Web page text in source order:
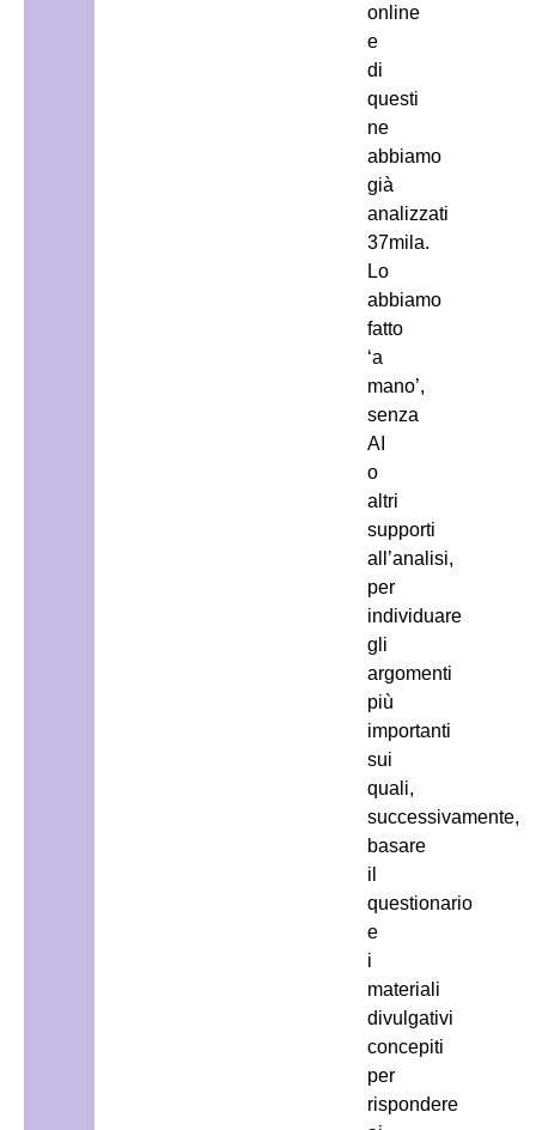
online
e
di
questi
ne
abbiamo
già
analizzati
37mila.
Lo
abbiamo
fatto
‘a
mano’,
senza
AI
o
altri
supporti
all’analisi,
per
individuare
gli
argomenti
più
importanti
sui
quali,
successivamente,
basare
il
questionario
e
i
materiali
divulgativi
concepiti
per
rispondere